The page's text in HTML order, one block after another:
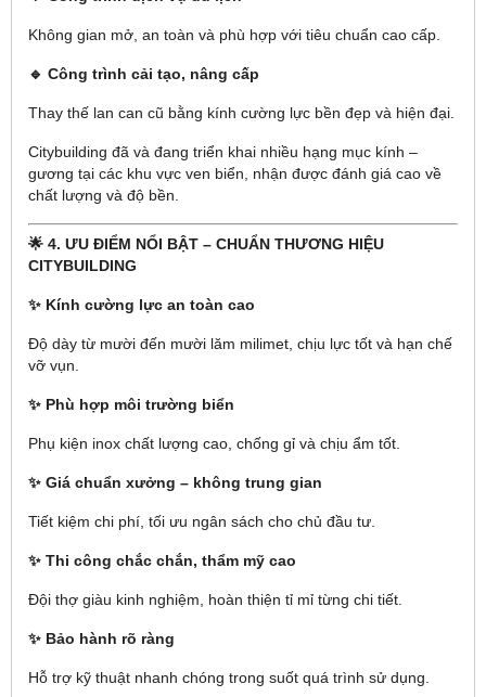
Không gian mở, an toàn và phù hợp với tiêu chuẩn cao cấp.
🔹 Công trình cải tạo, nâng cấp
Thay thế lan can cũ bằng kính cường lực bền đẹp và hiện đại.
Citybuilding đã và đang triển khai nhiều hạng mục kính –
gương tại các khu vực ven biển, nhận được đánh giá cao về
chất lượng và độ bền.
🌟 4. ƯU ĐIỂM NỔI BẬT – CHUẨN THƯƠNG HIỆU
CITYBUILDING
✨ Kính cường lực an toàn cao
Độ dày từ mười đến mười lăm milimet, chịu lực tốt và hạn chế
vỡ vụn.
✨ Phù hợp môi trường biển
Phụ kiện inox chất lượng cao, chống gỉ và chịu ẩm tốt.
✨ Giá chuẩn xưởng – không trung gian
Tiết kiệm chi phí, tối ưu ngân sách cho chủ đầu tư.
✨ Thi công chắc chắn, thẩm mỹ cao
Đội thợ giàu kinh nghiệm, hoàn thiện tỉ mỉ từng chi tiết.
✨ Bảo hành rõ ràng
Hỗ trợ kỹ thuật nhanh chóng trong suốt quá trình sử dụng.